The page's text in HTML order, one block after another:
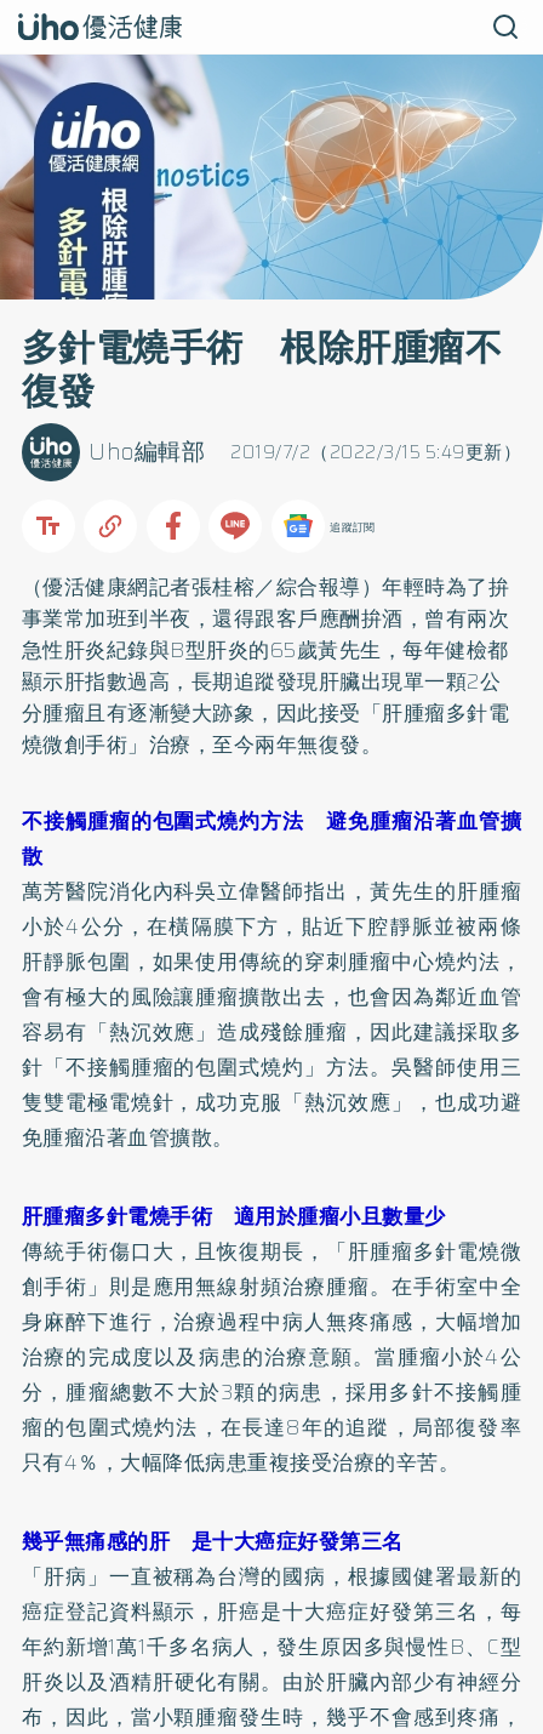
多針電燒手術 根除肝腫瘤不
復發
2019/7/2（2022/3/15 5:49更新）
Uho編輯部
追蹤訂閱
（優活健康網記者張桂榕／綜合報導）年輕時為了拚
事業常加班到半夜，還得跟客戶應酬拚酒，曾有兩次
急性肝炎紀錄與B型肝炎的65歲黃先生，每年健檢都
顯示肝指數過高，長期追蹤發現肝臟出現單一顆2公
分腫瘤且有逐漸變大跡象，因此接受「肝腫瘤多針電
燒微創手術」治療，至今兩年無復發。
不接觸腫瘤的包圍式燒灼方法 避免腫瘤沿著血管擴
散
萬芳醫院消化內科吳立偉醫師指出，黃先生的肝腫瘤
小於4公分，在橫隔膜下方，貼近下腔靜脈並被兩條
肝靜脈包圍，如果使用傳統的穿刺腫瘤中心燒灼法，
會有極大的風險讓腫瘤擴散出去，也會因為鄰近血管
容易有「熱沉效應」造成殘餘腫瘤，因此建議採取多
針「不接觸腫瘤的包圍式燒灼」方法。吳醫師使用三
隻雙電極電燒針，成功克服「熱沉效應」，也成功避
免腫瘤沿著血管擴散。
肝腫瘤多針電燒手術 適用於腫瘤小且數量少
傳統手術傷口大，且恢復期長，「肝腫瘤多針電燒微
創手術」則是應用無線射頻治療腫瘤。在手術室中全
身麻醉下進行，治療過程中病人無疼痛感，大幅增加
治療的完成度以及病患的治療意願。當腫瘤小於4公
分，腫瘤總數不大於3顆的病患，採用多針不接觸腫
瘤的包圍式燒灼法，在長達8年的追蹤，局部復發率
只有4％，大幅降低病患重複接受治療的辛苦。
幾乎無痛感的肝 是十大癌症好發第三名
「肝病」一直被稱為台灣的國病，根據國健署最新的
癌症登記資料顯示，肝癌是十大癌症好發第三名，每
年約新增1萬1千多名病人，發生原因多與慢性B、 C型
肝炎以及酒精肝硬化有關。由於肝臟內部少有神經分
布，因此，當小顆腫瘤發生時，幾乎不會感到疼痛，